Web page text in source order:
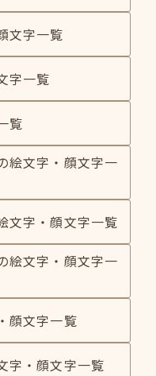
文字一覧
字一覧
覧
絵文字・顔文字一
文字・顔文字一覧
絵文字・顔文字一
顔文字一覧
字・顔文字一覧